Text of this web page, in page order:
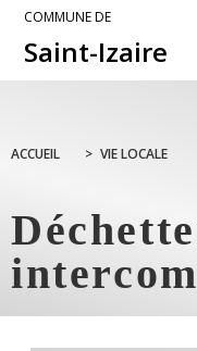
COMMUNE DE
Saint-Izaire
ACCUEIL > VIE LOCALE